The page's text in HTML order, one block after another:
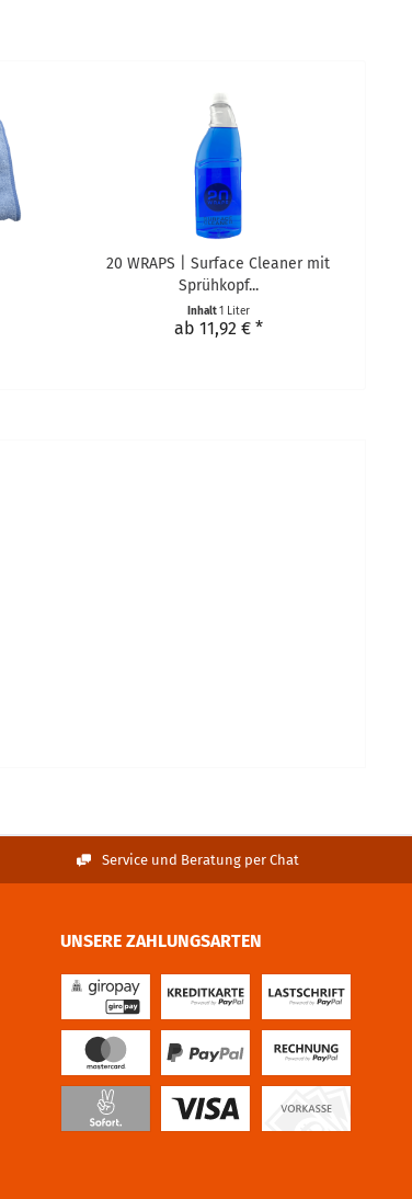
20 WRAPS | Surface Cleaner mit
Sprühkopf...
Inhalt1 Liter
ab 11,92 € *
Service und Beratung per Chat
UNSERE ZAHLUNGSARTEN